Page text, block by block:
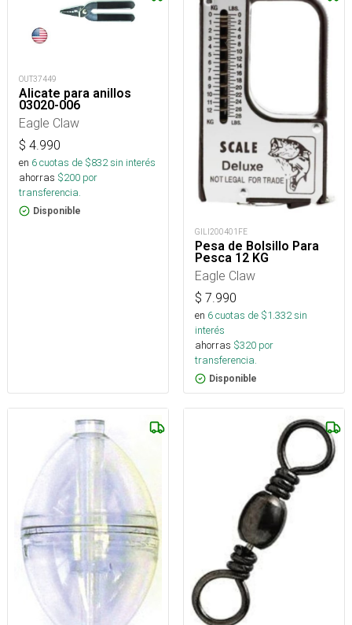
OUT37449
Alicate para anillos
03020-006
Eagle Claw
$ 4.990
en 6cuotas de $832sin interés
ahorras $200 por
transferencia.
Disponible
GILI200401FE
Pesa de Bolsillo Para
Pesca 12 KG
Eagle Claw
$ 7.990
en 6cuotas de $1.332sin
interés
ahorras $320 por
transferencia.
Disponible